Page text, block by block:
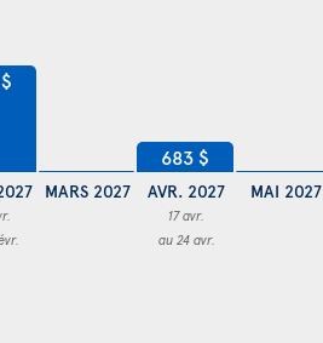
MARS 2027
683 $
AVR. 2027
17 avr.
au 24 avr.
MAI 2027